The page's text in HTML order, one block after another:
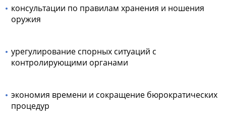
консультации по правилам хранения и ношения
оружия
урегулирование спорных ситуаций с
контролирующими органами
экономия времени и сокращение бюрократических
процедур